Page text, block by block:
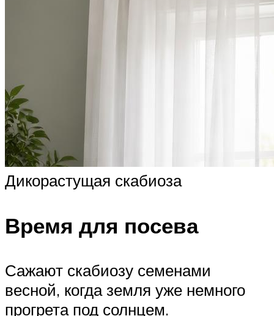
Дикорастущая скабиоза
Время для посева
Сажают скабиозу семенами
весной, когда земля уже немного
прогрета под солнцем.